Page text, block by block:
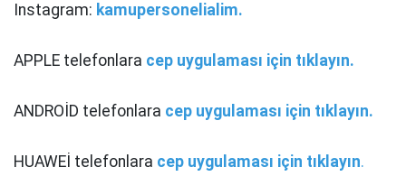
Instagram: kamupersonelialim.
APPLE telefonlara cep uygulaması için tıklayın.
ANDROİD telefonlara cep uygulaması için tıklayın.
HUAWEİ telefonlara cep uygulaması için tıklayın.